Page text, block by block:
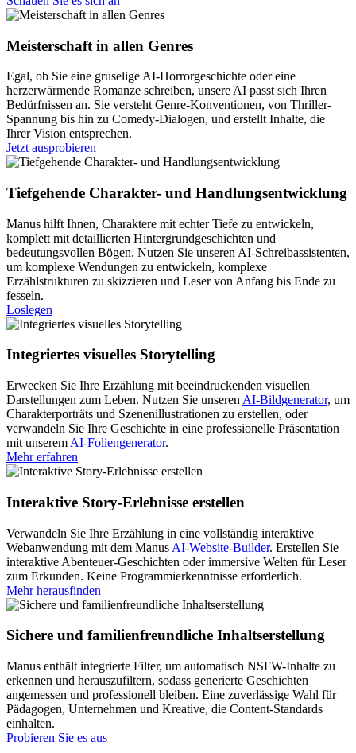
Meisterschaft in allen Genres
Egal, ob Sie eine gruselige AI-Horrorgeschichte oder eine
herzerwärmende Romanze schreiben, unsere AI passt sich Ihren
Bedürfnissen an. Sie versteht Genre-Konventionen, von Thriller-
Spannung bis hin zu Comedy-Dialogen, und erstellt Inhalte, die
Ihrer Vision entsprechen.
Jetzt ausprobieren
Tiefgehende Charakter- und Handlungsentwicklung
Manus hilft Ihnen, Charaktere mit echter Tiefe zu entwickeln,
komplett mit detaillierten Hintergrundgeschichten und
bedeutungsvollen Bögen. Nutzen Sie unseren AI-Schreibassistenten,
um komplexe Wendungen zu entwickeln, komplexe
Erzählstrukturen zu skizzieren und Leser von Anfang bis Ende zu
fesseln.
Loslegen
Integriertes visuelles Storytelling
Erwecken Sie Ihre Erzählung mit beeindruckenden visuellen
Darstellungen zum Leben. Nutzen Sie unseren AI-Bildgenerator, um
Charakterporträts und Szenenillustrationen zu erstellen, oder
verwandeln Sie Ihre Geschichte in eine professionelle Präsentation
mit unserem AI-Foliengenerator.
Mehr erfahren
Interaktive Story-Erlebnisse erstellen
Verwandeln Sie Ihre Erzählung in eine vollständig interaktive
Webanwendung mit dem Manus AI-Website-Builder. Erstellen Sie
interaktive Abenteuer-Geschichten oder immersive Welten für Leser
zum Erkunden. Keine Programmierkenntnisse erforderlich.
Mehr herausfinden
Sichere und familienfreundliche Inhaltserstellung
Manus enthält integrierte Filter, um automatisch NSFW-Inhalte zu
erkennen und herauszufiltern, sodass generierte Geschichten
angemessen und professionell bleiben. Eine zuverlässige Wahl für
Pädagogen, Unternehmen und Kreative, die Content-Standards
einhalten.
Probieren Sie es aus